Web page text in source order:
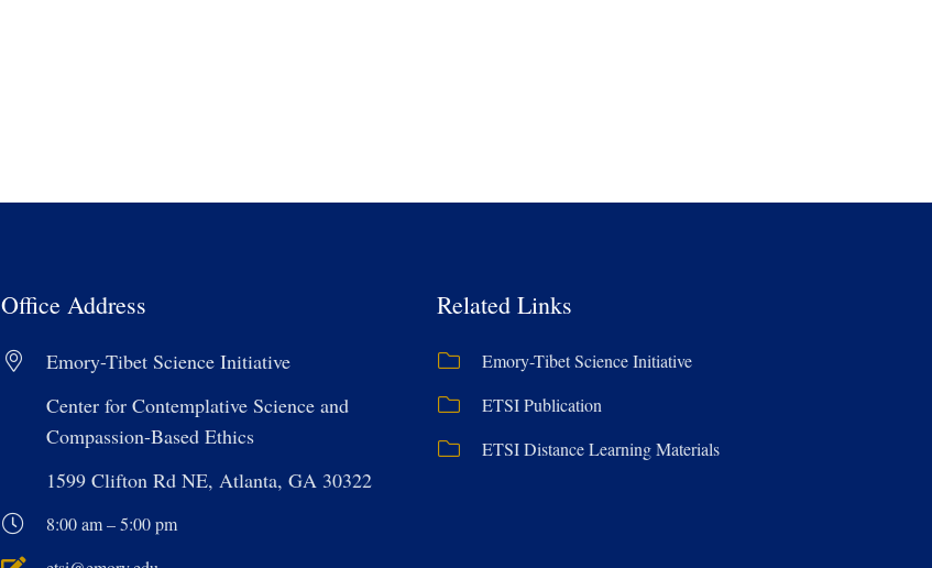
Office Address
Emory-Tibet Science Initiative
Center for Contemplative Science and
Compassion-Based Ethics
1599 Clifton Rd NE, Atlanta, GA 30322
8:00 am – 5:00 pm
Related Links
Emory-Tibet Science Initiative
ETSI Publication
ETSI Distance Learning Materials